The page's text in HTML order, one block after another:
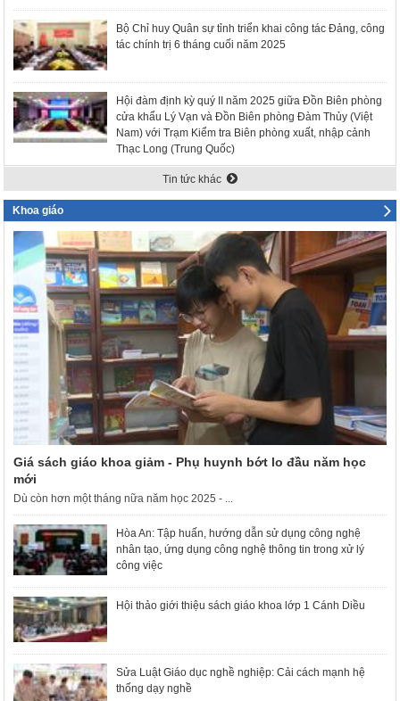
Bộ Chỉ huy Quân sự tỉnh triển khai công tác Đảng, công
tác chính trị 6 tháng cuối năm 2025
Hội đàm định kỳ quý II năm 2025 giữa Đồn Biên phòng
cửa khẩu Lý Vạn và Đồn Biên phòng Đàm Thủy (Việt
Nam) với Trạm Kiểm tra Biên phòng xuất, nhập cảnh
Thạc Long (Trung Quốc)
Tin tức khác
Khoa giáo
Giá sách giáo khoa giảm - Phụ huynh bớt lo đầu năm học
mới
Dù còn hơn một tháng nữa năm học 2025 - ...
Hòa An: Tập huấn, hướng dẫn sử dụng công nghệ
nhân tạo, ứng dụng công nghệ thông tin trong xử lý
công việc
Hội thảo giới thiệu sách giáo khoa lớp 1 Cánh Diều
Sửa Luật Giáo dục nghề nghiệp: Cải cách mạnh hệ
thống dạy nghề